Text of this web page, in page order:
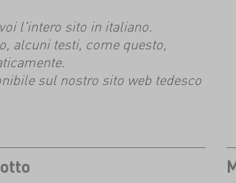
l'intero sito in italiano.
alcuni testi, come questo,
sul nostro sito web tedesco